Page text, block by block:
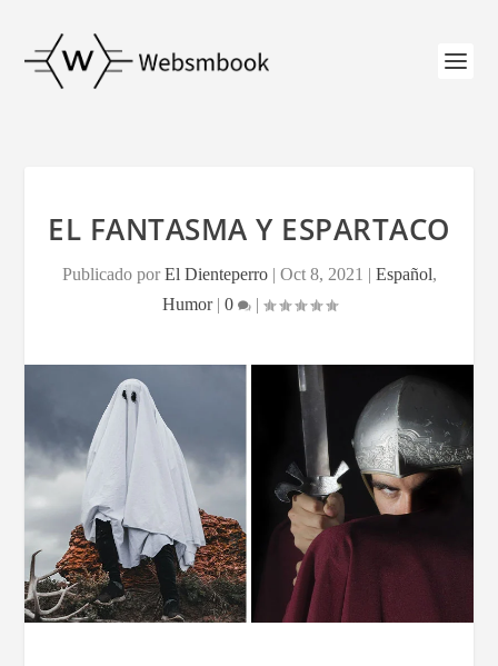
EL FANTASMA Y ESPARTACO
Publicado porEl Dienteperro| Oct 8, 2021 | Español,
Humor| 0 |